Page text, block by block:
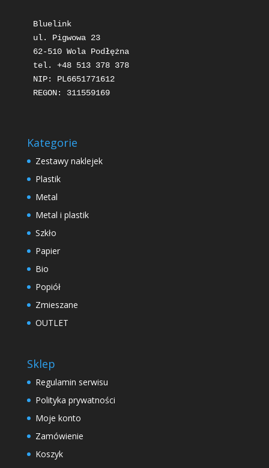
Bluelink
ul. Pigwowa 23
62-510 Wola Podłężna
tel. +48 513 378 378
NIP: PL6651771612
REGON: 311559169
Kategorie
Zestawy naklejek
Plastik
Metal
Metal i plastik
Szkło
Papier
Bio
Popiół
Zmieszane
OUTLET
Sklep
Regulamin serwisu
Polityka prywatności
Moje konto
Zamówienie
Koszyk